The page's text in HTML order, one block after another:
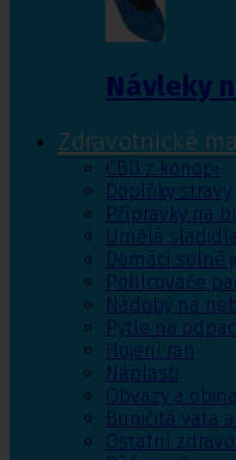
Návleky
Zdravotnické
CBD z konopí
Doplňky stravy
Přípravky na
Umělá sladidla
Domácí solné
Pohlcovače
Nádoby na
Pytle na odpad
Hojení ran
Náplasti
Obvazy a
Buničitá vata
Ostatní